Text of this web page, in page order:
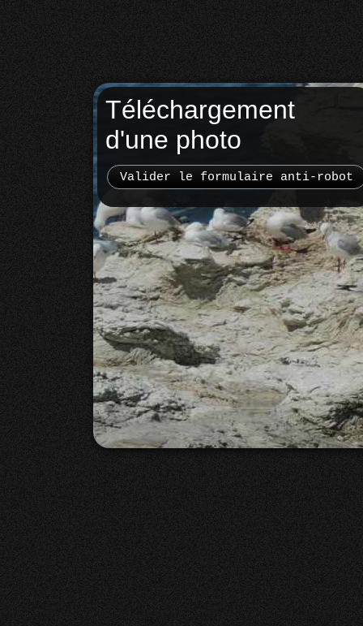
Téléchargement
d'une photo